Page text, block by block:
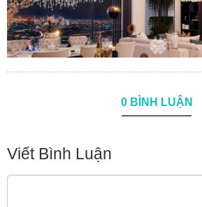
0 BÌNH LUẬN
Viết Bình Luận